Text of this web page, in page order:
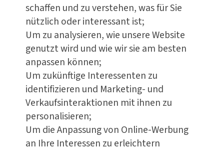
schaffen und zu verstehen, was für Sie
nützlich oder interessant ist;
Um zu analysieren, wie unsere Website
genutzt wird und wie wir sie am besten
anpassen können;
Um zukünftige Interessenten zu
identifizieren und Marketing- und
Verkaufsinteraktionen mit ihnen zu
personalisieren;
Um die Anpassung von Online-Werbung
an Ihre Interessen zu erleichtern